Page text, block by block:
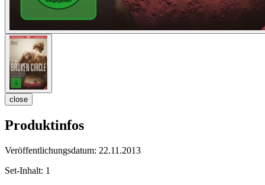
close
Produktinfos
Veröffentlichungsdatum: 22.11.2013
Set-Inhalt: 1